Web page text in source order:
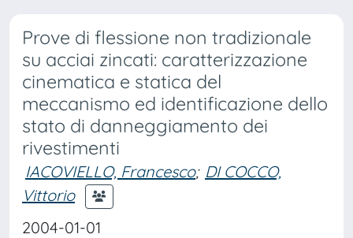
Prove di flessione non tradizionale
su acciai zincati: caratterizzazione
cinematica e statica del
meccanismo ed identificazione dello
stato di danneggiamento dei
rivestimenti
IACOVIELLO, Francesco; DI COCCO,
Vittorio
2004-01-01